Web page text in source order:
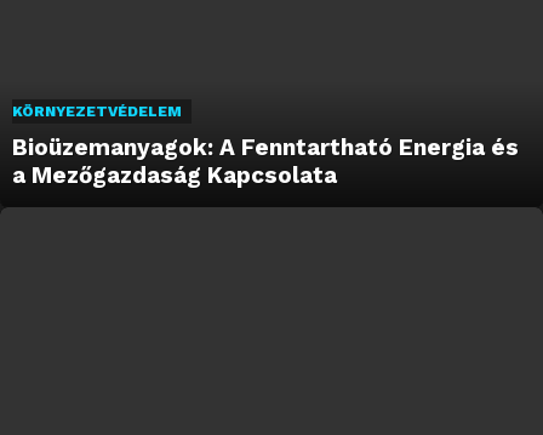
KÖRNYEZETVÉDELEM
Bioüzemanyagok: A Fenntartható Energia és
a Mezőgazdaság Kapcsolata